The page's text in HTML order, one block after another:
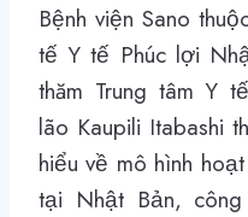
Bệnh viện Sano
tế Y tế Phúc lợi
thăm Trung tâm Y
lão Kaupili Itabashi
hiểu về mô hình
tại Nhật Bản,